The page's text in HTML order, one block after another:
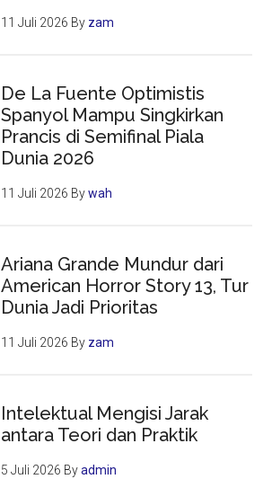
11 Juli 2026 By zam
De La Fuente Optimistis
Spanyol Mampu Singkirkan
Prancis di Semifinal Piala
Dunia 2026
11 Juli 2026 Bywah
Ariana Grande Mundur dari
American Horror Story 13, Tur
Dunia Jadi Prioritas
11 Juli 2026 By zam
Intelektual Mengisi Jarak
antara Teori dan Praktik
5 Juli 2026 Byadmin